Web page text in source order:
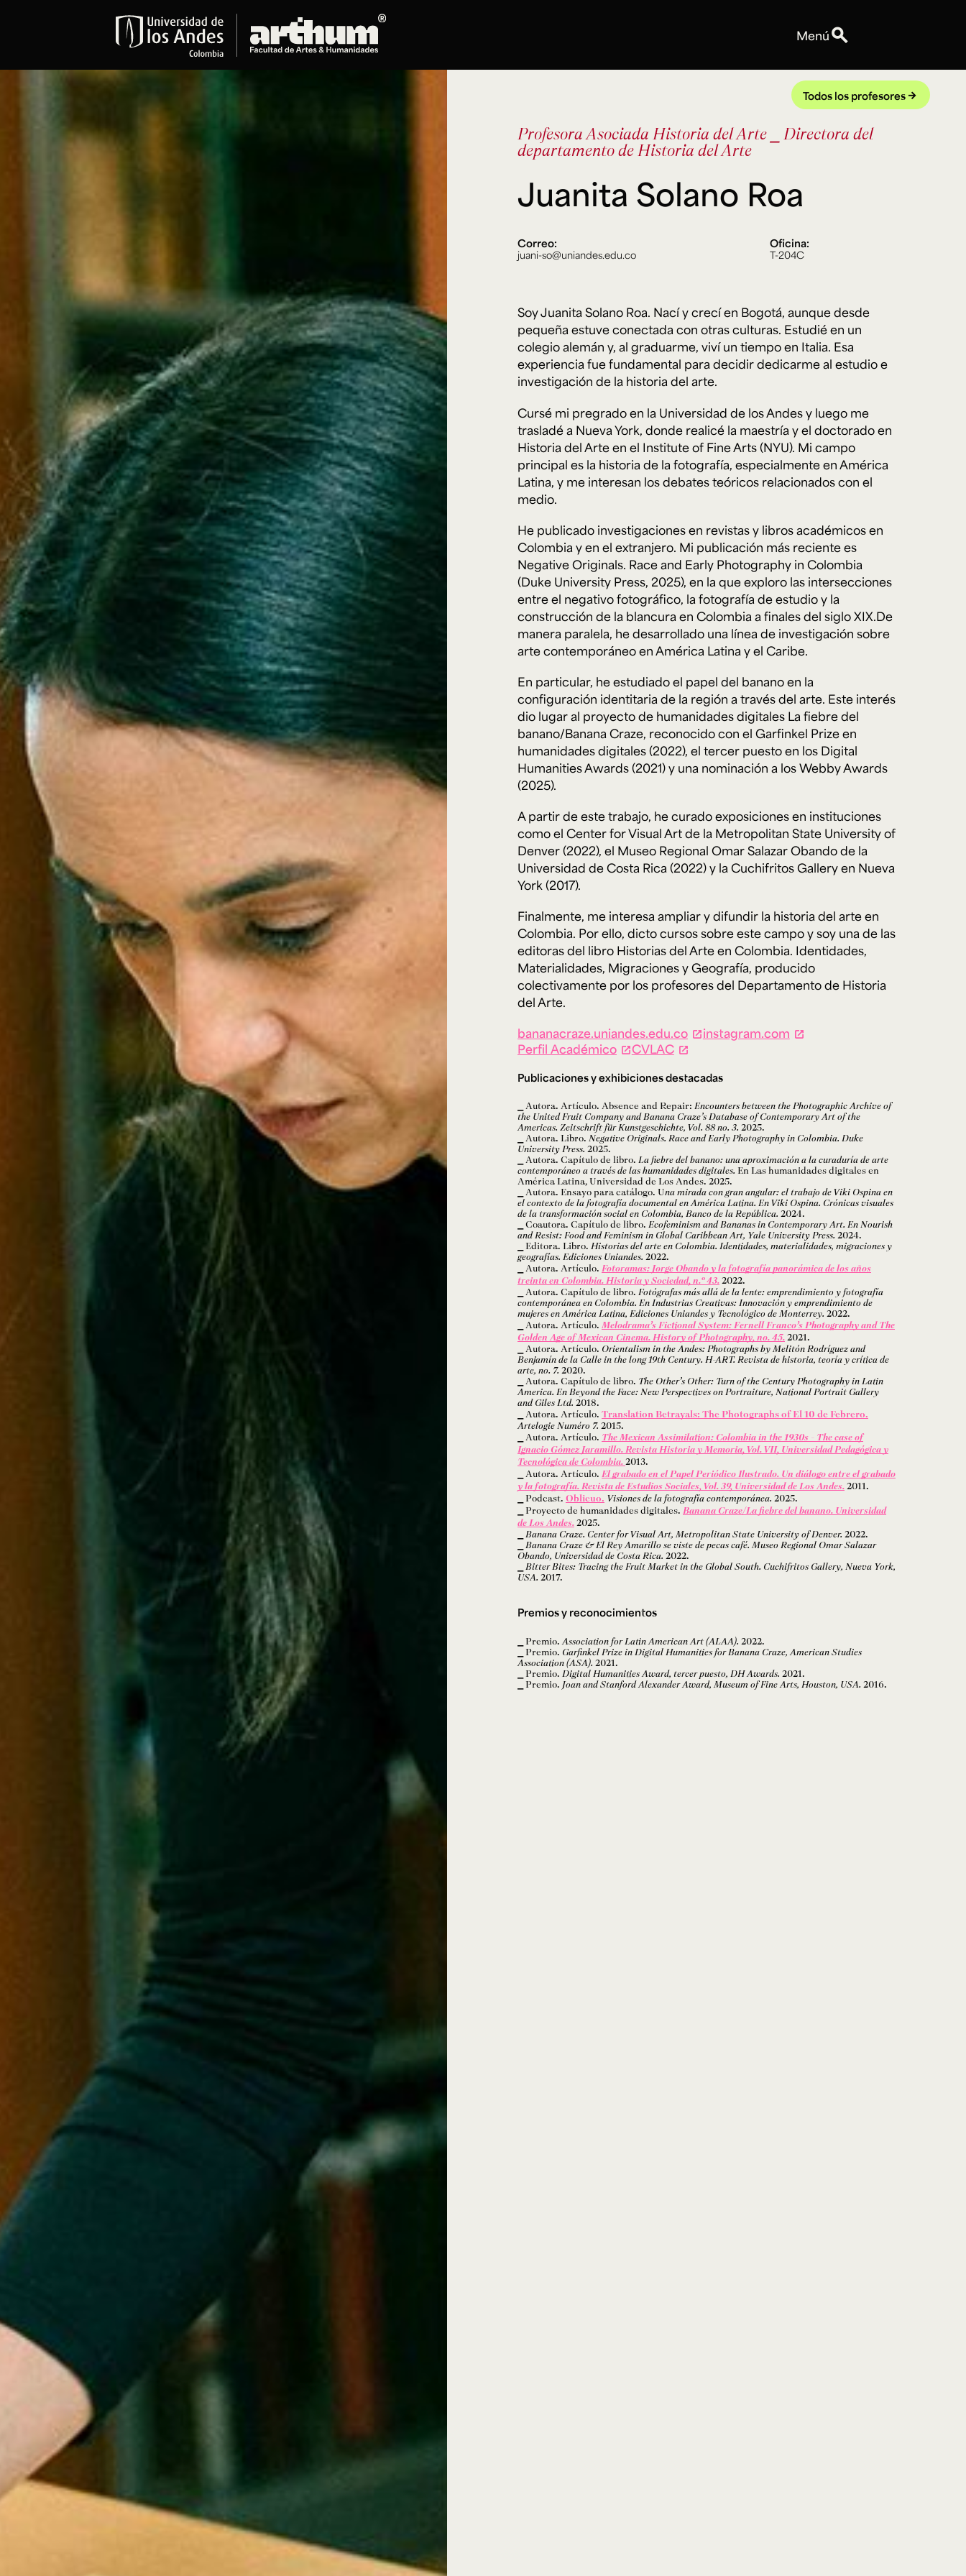
Menúsearch
Educación
Historia del Arte
Cursos libres y de extensión
Programas especializados y
Microcredenciales
Maestría en Artes Plásticas, Electrónicas y
Maestría en Humanidades Digitales
Oferta de cursos
Cursos ArteHum
Espacios
Talleres y Edificios
Explora ArteHum
Anuncios
Configuración de
cookies
Universidad de los Andes | Vigilada Mineducación. Reconocimiento como universidad: Decreto 1297 del 30 de mayo de 1964. Reconocimiento de personería
jurídica: Resolución 28 del 23 de febrero de 1949, Minjusticia. Acreditación institucional de alta calidad, 10 años: Resolución 000194 del 16 de enero del 2025.
Dirección
Calle 19A #1 - 37 Este. Bloque K.
Teléfono
[+57] (601) 339 4949
Arte e
Historia del Arte
Ext. 2626
Narrativas Digitales
Ext. 2501
Ext.
2504
Ext. 4925
Ext. 4795
Todos los profesoresarrow_forward
Juanita Solano Roa
Profesora Asociada Historia del Arte ⎯ Directora del
departamento de Historia del Arte
Correo:
juani-so@uniandes.edu.co
Oficina:
T-204C
Soy Juanita Solano Roa. Nací y crecí en Bogotá, aunque desde
pequeña estuve conectada con otras culturas. Estudié en un
colegio alemán y, al graduarme, viví un tiempo en Italia. Esa
experiencia fue fundamental para decidir dedicarme al estudio e
investigación de la historia del arte.
Cursé mi pregrado en la Universidad de los Andes y luego me
trasladé a Nueva York, donde realicé la maestría y el doctorado en
Historia del Arte en el Institute of Fine Arts (NYU). Mi campo
principal es la historia de la fotografía, especialmente en América
Latina, y me interesan los debates teóricos relacionados con el
medio.
He publicado investigaciones en revistas y libros académicos en
Colombia y en el extranjero. Mi publicación más reciente es
Negative Originals. Race and Early Photography in Colombia
(Duke University Press, 2025), en la que exploro las intersecciones
entre el negativo fotográfico, la fotografía de estudio y la
construcción de la blancura en Colombia a finales del siglo XIX.De
manera paralela, he desarrollado una línea de investigación sobre
arte contemporáneo en América Latina y el Caribe.
En particular, he estudiado el papel del banano en la
configuración identitaria de la región a través del arte. Este interés
dio lugar al proyecto de humanidades digitales La fiebre del
banano/Banana Craze, reconocido con el Garfinkel Prize en
humanidades digitales (2022), el tercer puesto en los Digital
Humanities Awards (2021) y una nominación a los Webby Awards
(2025).
A partir de este trabajo, he curado exposiciones en instituciones
como el Center for Visual Art de la Metropolitan State University of
Denver (2022), el Museo Regional Omar Salazar Obando de la
Universidad de Costa Rica (2022) y la Cuchifritos Gallery en Nueva
York (2017).
Finalmente, me interesa ampliar y difundir la historia del arte en
Colombia. Por ello, dicto cursos sobre este campo y soy una de las
editoras del libro Historias del Arte en Colombia. Identidades,
Materialidades, Migraciones y Geografía, producido
colectivamente por los profesores del Departamento de Historia
del Arte.
bananacraze.uniandes.edu.co
instagram.com
Perfil Académico
CVLAC
Publicaciones y exhibiciones destacadas
Autora. Artículo. Absence and Repair: Encounters between the Photographic Archive of
the United Fruit Company and Banana Craze’s Database of Contemporary Art of the
Americas. Zeitschrift für Kunstgeschichte, Vol. 88 no. 3. 2025.
Autora. Libro. Negative Originals. Race and Early Photography in Colombia. Duke
University Press. 2025.
Autora. Capítulo de libro. La fiebre del banano: una aproximación a la curaduría de arte
contemporáneo a través de las humanidades digitales. En Las humanidades digitales en
América Latina, Universidad de Los Andes. 2025.
Autora. Ensayo para catálogo. Una mirada con gran angular: el trabajo de Viki Ospina en
el contexto de la fotografía documental en América Latina. En Viki Ospina. Crónicas visuales
de la transformación social en Colombia, Banco de la República. 2024.
Coautora. Capítulo de libro. Ecofeminism and Bananas in Contemporary Art. En Nourish
and Resist: Food and Feminism in Global Caribbean Art, Yale University Press. 2024.
Editora. Libro. Historias del arte en Colombia. Identidades, materialidades, migraciones y
geografías. Ediciones Uniandes. 2022.
Autora. Artículo. Fotoramas: Jorge Obando y la fotografía panorámica de los años
treinta en Colombia. Historia y Sociedad, n.º 43.2022.
Autora. Capítulo de libro. Fotógrafas más allá de la lente: emprendimiento y fotografía
contemporánea en Colombia. En Industrias Creativas: Innovación y emprendimiento de
mujeres en América Latina, Ediciones Uniandes y Tecnológico de Monterrey. 2022.
Autora. Artículo. Melodrama’s Fictional System: Fernell Franco’s Photography and The
Golden Age of Mexican Cinema. History of Photography, no. 45.2021.
Autora. Artículo. Orientalism in the Andes: Photographs by Melitón Rodríguez and
Benjamín de la Calle in the long 19th Century. H-ART. Revista de historia, teoría y crítica de
arte, no. 7. 2020.
Autora. Capítulo de libro. The Other’s Other: Turn of the Century Photography in Latin
America. En Beyond the Face: New Perspectives on Portraiture, National Portrait Gallery
and Giles Ltd. 2018.
Autora. Artículo. Translation Betrayals: The Photographs of El 10 de Febrero.
Artelogie Numéro 7. 2015.
Autora. Artículo. The Mexican Assimilation: Colombia in the 1930s - The case of
Ignacio Gómez Jaramillo. Revista Historia y Memoria, Vol. VII, Universidad Pedagógica y
Tecnológica de Colombia.2013.
Autora. Artículo. El grabado en el Papel Periódico Ilustrado. Un diálogo entre el grabado
y la fotografía. Revista de Estudios Sociales, Vol. 39, Universidad de Los Andes.2011.
Podcast. Oblicuo. Visiones de la fotografía contemporánea. 2025.
Proyecto de humanidades digitales. Banana Craze/La fiebre del banano. Universidad
de Los Andes.2025.
Banana Craze. Center for Visual Art, Metropolitan State University of Denver. 2022.
Banana Craze & El Rey Amarillo se viste de pecas café. Museo Regional Omar Salazar
Obando, Universidad de Costa Rica. 2022.
Bitter Bites: Tracing the Fruit Market in the Global South. Cuchifritos Gallery, Nueva York,
USA. 2017.
Premios y reconocimientos
Premio. Association for Latin American Art (ALAA). 2022.
Premio. Garfinkel Prize in Digital Humanities for Banana Craze, American Studies
Association (ASA). 2021.
Premio. Digital Humanities Award, tercer puesto, DH Awards. 2021.
Premio. Joan and Stanford Alexander Award, Museum of Fine Arts, Houston, USA. 2016.